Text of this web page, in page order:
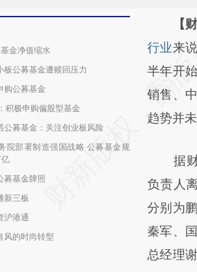
金净值缩水
板公募基金遭赎回压力
购公募基金
积极申购偏股型基金
公募基金：关注创业板风险
院部署制造强国战略 公募基金规
募基金牌照
新三板
沪港通
风的时尚转型
请务必
AI
[https://
(https://
成，可
对和校
【
行业来
半年开
销售、
趋势并
据财
负责人
分别为
秦军、
总经理